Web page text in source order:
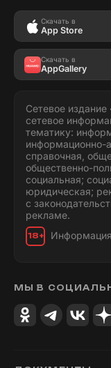
Скачать в
App Store
Скачать в
AppGallery
Сетевое
сетевое
тематику:
информационно-
справочная,
общественно-
социальная;
юридическая;
с
рекламе.
18+ Информация
МЫ В